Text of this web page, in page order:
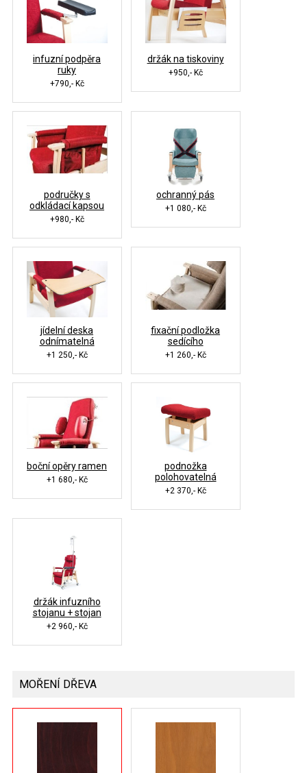
infuzní podpěra
ruky
+790,- Kč
držák na tiskoviny
+950,- Kč
područky s
odkládací kapsou
+980,- Kč
ochranný pás
+1 080,- Kč
jídelní deska
odnímatelná
+1 250,- Kč
fixační podložka
sedícího
+1 260,- Kč
boční opěry ramen
+1 680,- Kč
podnožka
polohovatelná
+2 370,- Kč
držák infuzního
stojanu + stojan
+2 960,- Kč
MOŘENÍ DŘEVA